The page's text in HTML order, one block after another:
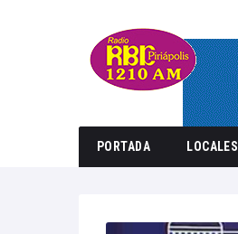
PORTADA LOCALES